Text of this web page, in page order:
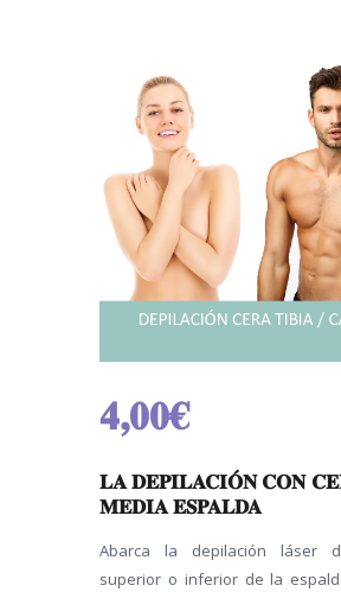
4,00€
LA DEPILACIÓN CON
MEDIA ESPALDA
Abarca la depilación láser
superior o inferior de la